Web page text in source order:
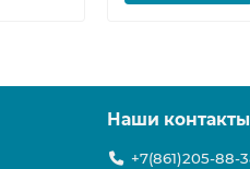
Наши контакты
+7(861)205-88-